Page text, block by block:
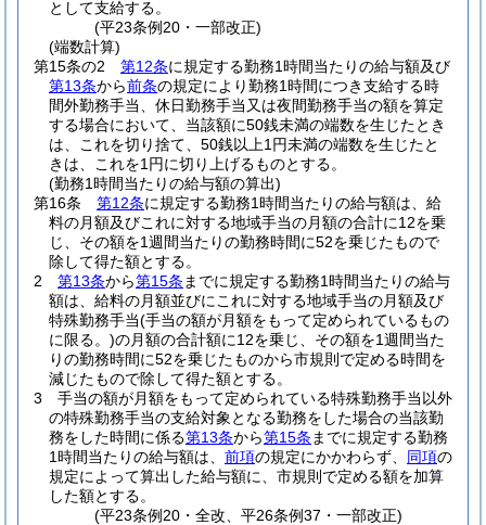
として支給する。
(平23条例20・一部改正)
(端数計算)
第15条の2
第12条に規定する勤務1時間当たりの給与額及び
第13条から前条の規定により勤務1時間につき支給する時
間外勤務手当、休日勤務手当又は夜間勤務手当の額を算定
する場合において、当該額に50銭未満の端数を生じたとき
は、これを切り捨て、50銭以上1円未満の端数を生じたと
きは、これを1円に切り上げるものとする。
(勤務1時間当たりの給与額の算出)
第16条
第12条に規定する勤務1時間当たりの給与額は、給
料の月額及びこれに対する地域手当の月額の合計に12を乗
じ、その額を1週間当たりの勤務時間に52を乗じたもので
除して得た額とする。
2
第13条から第15条 までに規定する勤務1時間当たりの給与
額は、給料の月額並びにこれに対する地域手当の月額及び
特殊勤務手当(手当の額が月額をもって定められているもの
に限る。)の月額の合計額に12を乗じ、その額を1週間当た
りの勤務時間に52を乗じたものから市規則で定める時間を
減じたもので除して得た額とする。
3
手当の額が月額をもって定められている特殊勤務手当以外
の特殊勤務手当の支給対象となる勤務をした場合の当該勤
務をした時間に係る第13条から第15条 までに規定する勤務
1時間当たりの給与額は、 前項の規定にかかわらず、 同項の
規定によって算出した給与額に、市規則で定める額を加算
した額とする。
(平23条例20・全改、平26条例37・一部改正)